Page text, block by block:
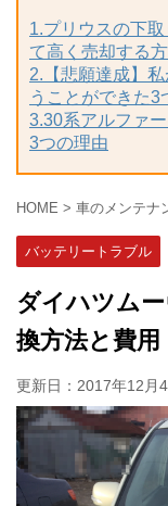
1.プリウスの下
て高く売却する
2.【悲願達成】
うことができた3
3.30系アルファ
3つの理由
HOME > 車のメンテナ
バッテリートラブル
ダイハツム
換方法と費用
更新日： 2017年12月